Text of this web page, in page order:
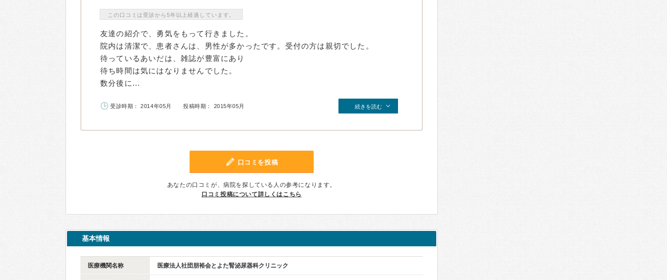
この口コミは受診から5年以上経過しています。
友達の紹介で、勇気をもって行きました。
院内は清潔で、患者さんは、男性が多かったです。受付の方は親切でした。
待っているあいだは、雑誌が豊富にあり
待ち時間は気にはなりませんでした。
数分後に...
受診時期： 2014年05月 投稿時期： 2015年05月 続きを読む
口コミを投稿
あなたの口コミが、病院を探している人の参考になります。
口コミ投稿について詳しくはこちら
基本情報
医療機関名称 医療法人社団朋裕会とよた腎泌尿器科クリニック